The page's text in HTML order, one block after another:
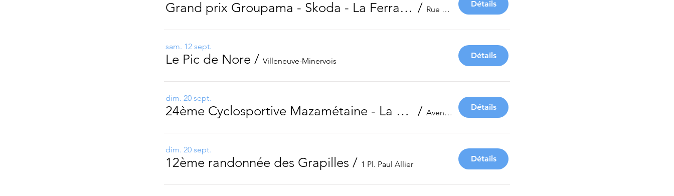
Grand prix Groupama - Skoda - La Ferraudière / Rue Gustave Eiffel
Détails
sam. 12 sept.
Le Pic de Nore / Villeneuve-Minervois
Détails
dim. 20 sept.
24ème Cyclosportive Mazamétaine - La Jalabert / Avenue Albert Rouvière
Détails
dim. 20 sept.
12ème randonnée des Grapilles / 1 Pl. Paul Allier
Détails